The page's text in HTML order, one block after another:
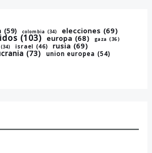
(59) colombia (34) elecciones (69)
(103) europa (68) gaza (36)
(34) israel (46) rusia (69)
(73) union europea (54)